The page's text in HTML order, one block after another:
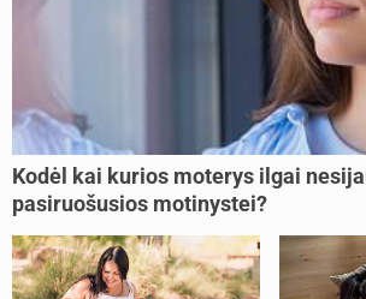
Kodėl kai kurios moterys ilgai
pasiruošusios motinystei?